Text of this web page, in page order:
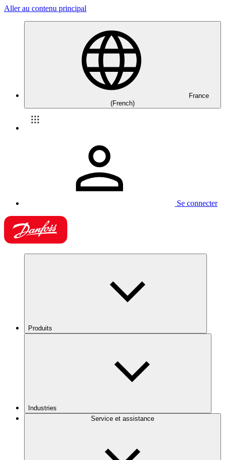
Aller au contenu principal
France
(French)
Se connecter
Produits
Industries
Service et assistance